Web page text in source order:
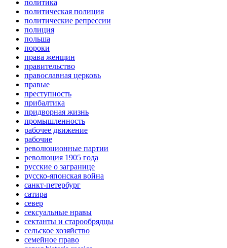
политика
политическая полиция
политические репрессии
полиция
польша
пороки
права женщин
правительство
православная церковь
правые
преступность
прибалтика
придворная жизнь
промышленность
рабочее движение
рабочие
революционные партии
революция 1905 года
русские о загранице
русско-японская война
санкт-петербург
сатира
север
сексуальные нравы
сектанты и старообрядцы
сельское хозяйство
семейное право